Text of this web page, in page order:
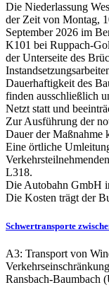
Die Niederlassung
der Zeit von Montag,
September 2026 im
K101 bei Ruppach-
der Unterseite des
Dauerhaftigkeit des
finden ausschließlich
Netzt statt und
Zur Ausführung der
Dauer der Maßnahme
Eine örtliche
L318.
Die Autobahn GmbH
Die Kosten trägt der
Schwertransporte
A3: Transport von
Ransbach-Baumbach